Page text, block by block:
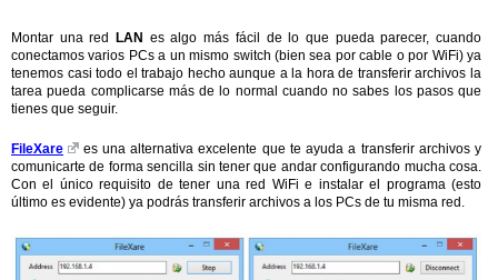
Montar una red LAN es algo más fácil de lo que pueda parecer, cuando
conectamos varios PCs a un mismo switch (bien sea por cable o por WiFi) ya
tenemos casi todo el trabajo hecho aunque a la hora de transferir archivos la
tarea pueda complicarse más de lo normal cuando no sabes los pasos que
tienes que seguir.
FileXare
es una alternativa excelente que te ayuda a transferir archivos y
comunicarte de forma sencilla sin tener que andar configurando mucha cosa.
Con el único requisito de tener una red WiFi e instalar el programa (esto
último es evidente) ya podrás transferir archivos a los PCs de tu misma red.